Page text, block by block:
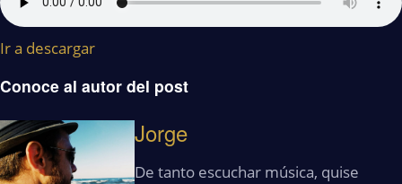
Ir a descargar
Conoce al autor del post
Jorge
De tanto escuchar música, quise